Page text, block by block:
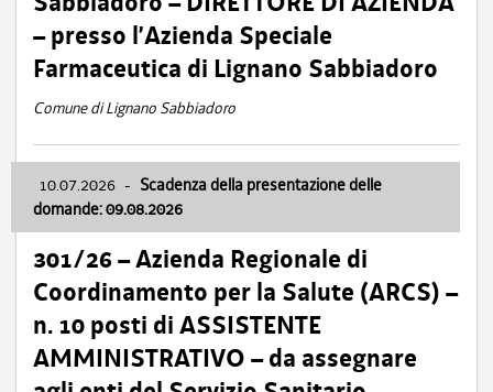
– presso l’Azienda Speciale
Farmaceutica di Lignano Sabbiadoro
Comune di Lignano Sabbiadoro
10.07.2026 - Scadenza della presentazione delle
domande: 09.08.2026
301/26 – Azienda Regionale di
Coordinamento per la Salute (ARCS) –
n. 10 posti di ASSISTENTE
AMMINISTRATIVO – da assegnare